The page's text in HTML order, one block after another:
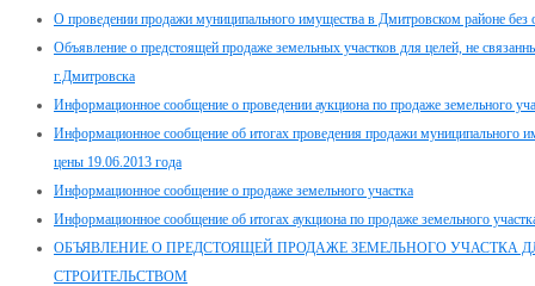
О проведении продажи муниципального имущества в Дмитровском районе без
Объявление о предстоящей продаже земельных участков для целей, не
г.Дмитровска
Информационное сообщение о проведении аукциона по продаже земельного
Информационное сообщение об итогах проведения продажи муниципального
цены 19.06.2013 года
Информационное сообщение о продаже земельного участка
Информационное сообщение об итогах аукциона по продаже земельного
ОБЪЯВЛЕНИЕ О ПРЕДСТОЯЩЕЙ ПРОДАЖЕ ЗЕМЕЛЬНОГО УЧАСТКА
СТРОИТЕЛЬСТВОМ